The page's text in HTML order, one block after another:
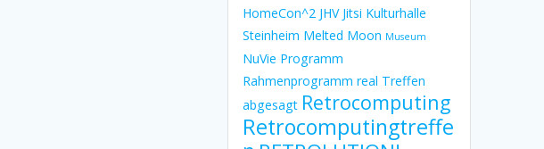
HomeCon^2 JHV Jitsi Kulturhalle
Steinheim Melted Moon Museum
NuVie Programm
Rahmenprogramm real Treffen
abgesagt Retrocomputing
Retrocomputingtreffe